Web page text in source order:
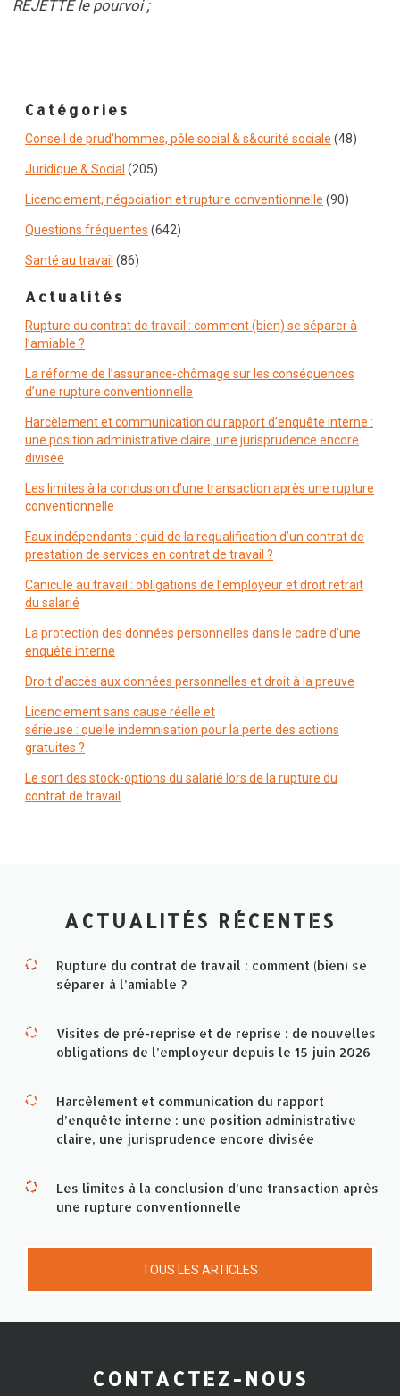
REJETTE le pourvoi ;
Catégories
Conseil de prud'hommes, pôle social & s&curité sociale (48)
Juridique & Social (205)
Licenciement, négociation et rupture conventionnelle (90)
Questions fréquentes (642)
Santé au travail (86)
Actualités
Rupture du contrat de travail : comment (bien) se séparer à
l’amiable ?
La réforme de l’assurance-chômage sur les conséquences
d’une rupture conventionnelle
Harcèlement et communication du rapport d’enquête interne :
une position administrative claire, une jurisprudence encore
divisée
Les limites à la conclusion d’une transaction après une rupture
conventionnelle
Faux indépendants : quid de la requalification d’un contrat de
prestation de services en contrat de travail ?
Canicule au travail : obligations de l’employeur et droit retrait
du salarié
La protection des données personnelles dans le cadre d’une
enquête interne
Droit d’accès aux données personnelles et droit à la preuve
Licenciement sans cause réelle et
sérieuse : quelle indemnisation pour la perte des actions
gratuites ?
Le sort des stock-options du salarié lors de la rupture du
contrat de travail
ACTUALITÉS RÉCENTES
Rupture du contrat de travail : comment (bien) se
séparer à l’amiable ?
Visites de pré-reprise et de reprise : de nouvelles
obligations de l’employeur depuis le 15 juin 2026
Harcèlement et communication du rapport
d’enquête interne : une position administrative
claire, une jurisprudence encore divisée
Les limites à la conclusion d’une transaction après
une rupture conventionnelle
TOUS LES ARTICLES
CONTACTEZ-NOUS